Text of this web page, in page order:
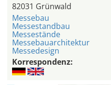
82031 Grünwald
Messebau
Messestandbau
Messestände
Messebauarchitektur
Messedesign
Korrespondenz: